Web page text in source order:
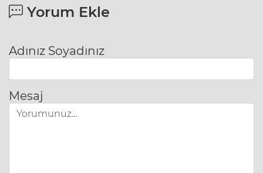
Yorum Ekle
Adınız Soyadınız
Mesaj